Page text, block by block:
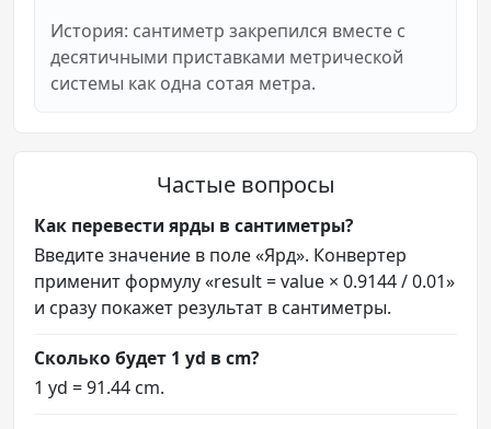
История: сантиметр закрепился вместе с
десятичными приставками метрической
системы как одна сотая метра.
Частые вопросы
Как перевести ярды в сантиметры?
Введите значение в поле «Ярд». Конвертер
применит формулу «result = value × 0.9144 / 0.01»
и сразу покажет результат в сантиметры.
Сколько будет 1 yd в cm?
1 yd = 91.44 cm.